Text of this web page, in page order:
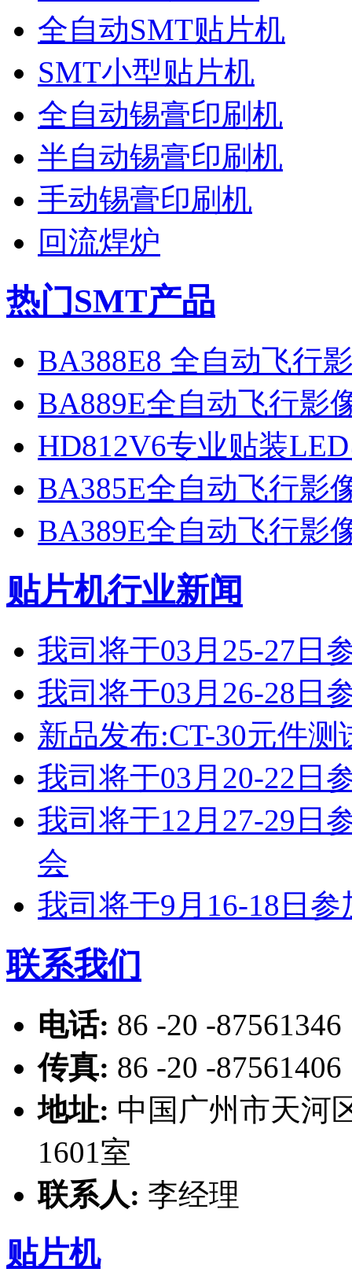
全自动SMT贴片机
SMT小型贴片机
全自动锡膏印刷机
半自动锡膏印刷机
手动锡膏印刷机
回流焊炉
热门SMT产品
BA388E8 全自动飞行
BA889E全自动飞行影
HD812V6专业贴装
BA385E全自动飞行影
BA389E全自动飞行影
贴片机行业新闻
我司将于03月25-27日
我司将于03月26-28日
新品发布:CT-30元件测
我司将于03月20-22日
我司将于12月27-29日
会
我司将于9月16-18日
联系我们
电话: 86 -20 -87561346
传真: 86 -20 -87561406
地址: 中国广州市天河
1601室
联系人: 李经理
贴片机